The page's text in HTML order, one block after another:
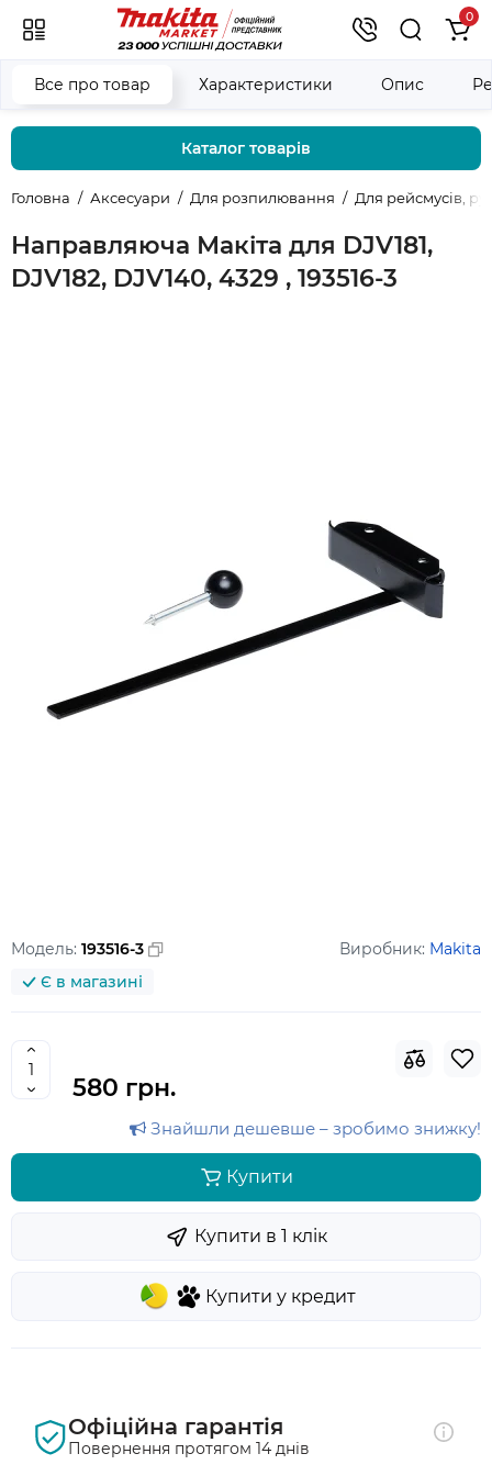
0
Каталог товарів
Головна Аксесуари Для розпилювання Для рейсмусів,
Направляюча Макіта для DJV181,
DJV182, DJV140, 4329 , 193516-3
Все про товар Характеристики Опис
Модель: 193516-3 Виробник: Makita
Є в магазині
580 грн.
Знайшли дешевше – зробимо знижку!
Купити
Купити у кредит
Купити в 1 клiк
Офіційна гарантія
Повернення протягом 14 днів